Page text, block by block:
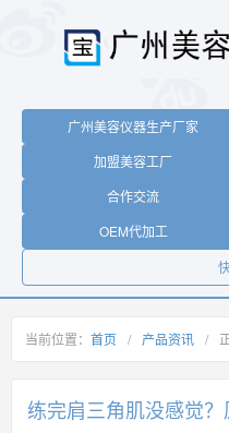
广州美容仪器生产厂家
加盟美容工厂
合作交流
OEM代加工
当前位置： 首页 / 产品资讯 /
练完肩三角肌没感觉